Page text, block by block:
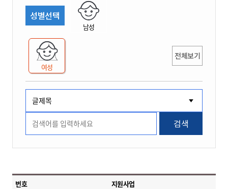
성별선택
남성
여성
전체보기
검색
번호 지원사업